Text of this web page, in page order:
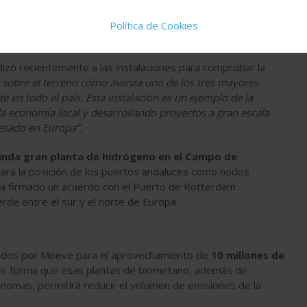
actualmente en el refino y en otras industrias
recientemente a las instalaciones para comprobar la
el terreno cómo avanza uno de los tres mayores
en todo el país. Esta instalación es un ejemplo de la
local y desarrollando proyectos a gran escala
en Europa”.
gran planta de hidrógeno en el Campo de
la posición de los puertos andaluces como nodos
firmado un acuerdo con el Puerto de Rotterdam
entre el sur y el norte de Europa.
por Moeve para el aprovechamiento de 10 millones de
forma que esas plantas de biometano, además de
permitirá reducir el volumen de emisiones de la
Política de Cookies